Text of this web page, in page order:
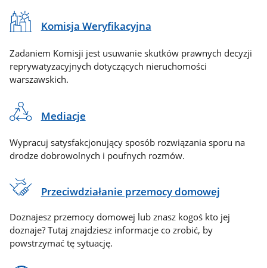
Komisja Weryfikacyjna
Zadaniem Komisji jest usuwanie skutków prawnych decyzji
reprywatyzacyjnych dotyczących nieruchomości
warszawskich.
Mediacje
Wypracuj satysfakcjonujący sposób rozwiązania sporu na
drodze dobrowolnych i poufnych rozmów.
Przeciwdziałanie przemocy domowej
Doznajesz przemocy domowej lub znasz kogoś kto jej
doznaje? Tutaj znajdziesz informacje co zrobić, by
powstrzymać tę sytuację.